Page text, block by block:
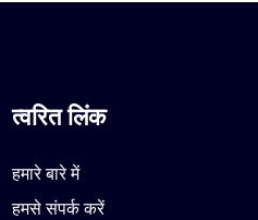
त्वरित लिंक
हमारे बारे में
हमसे संपर्क करें